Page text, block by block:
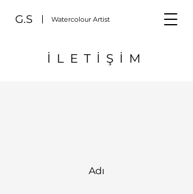
G.S Watercolour Artist
İLETİŞİM
Adı